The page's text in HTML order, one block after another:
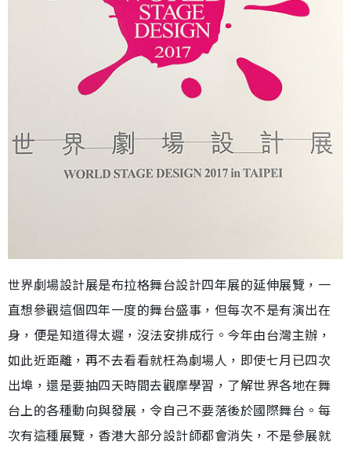
世界劇場設計展是布拉格舞台設計四年展的延伸展覽，一
直想參觀這個四年一度的舞台盛事，但每次不是有演出在
身，便是知道得太遲，沒法安排成行。今年由台灣主辦，
如此近距離，再不去看看就枉為劇場人，即使七月已四次
出埠，還是要抽四天時間去觀摩學習，了解世界各地在舞
台上的各種動向與發展，令自己不要落後於國際舞台。每
次有這種展覽，香港大部分設計師都會消失，不是參展就